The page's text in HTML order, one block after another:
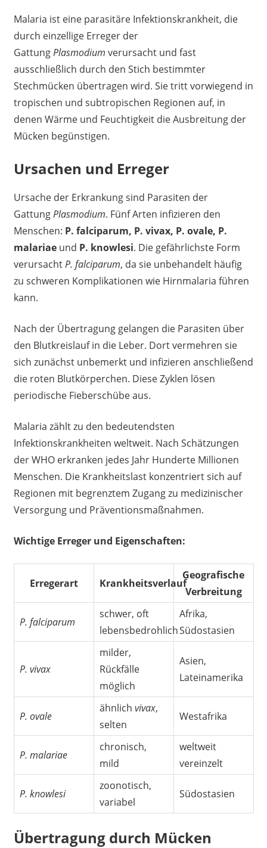
Malaria ist eine parasitäre Infektionskrankheit, die
durch einzellige Erreger der
GattungPlasmodium verursacht und fast
ausschließlich durch den Stich bestimmter
Stechmücken übertragen wird. Sie tritt vorwiegend in
tropischen und subtropischen Regionen auf, in
denen Wärme und Feuchtigkeit die Ausbreitung der
Mücken begünstigen.
Ursachen und Erreger
Ursache der Erkrankung sind Parasiten der
GattungPlasmodium. Fünf Arten infizieren den
Menschen: P. falciparum, P. vivax, P. ovale, P.
malariaeund P. knowlesi. Die gefährlichste Form
verursachtP. falciparum, da sie unbehandelt häufig
zu schweren Komplikationen wie Hirnmalaria führen
kann.
Nach der Übertragung gelangen die Parasiten über
den Blutkreislauf in die Leber. Dort vermehren sie
sich zunächst unbemerkt und infizieren anschließend
die roten Blutkörperchen. Diese Zyklen lösen
periodische Fieberschübe aus.
Malaria zählt zu den bedeutendsten
Infektionskrankheiten weltweit. Nach Schätzungen
der WHO erkranken jedes Jahr Hunderte Millionen
Menschen. Die Krankheitslast konzentriert sich auf
Regionen mit begrenztem Zugang zu medizinischer
Versorgung und Präventionsmaßnahmen.
Wichtige Erreger und Eigenschaften:
Erregerart Krankheitsverlauf
Geografische
Verbreitung
P. falciparum
schwer, oft
lebensbedrohlich
Afrika,
Südostasien
P. vivax
milder,
Rückfälle
möglich
Asien,
Lateinamerika
P. ovale
ähnlichvivax,
selten
Westafrika
P. malariae
chronisch,
mild
weltweit
vereinzelt
P. knowlesi
zoonotisch,
variabel
Südostasien
Übertragung durch Mücken